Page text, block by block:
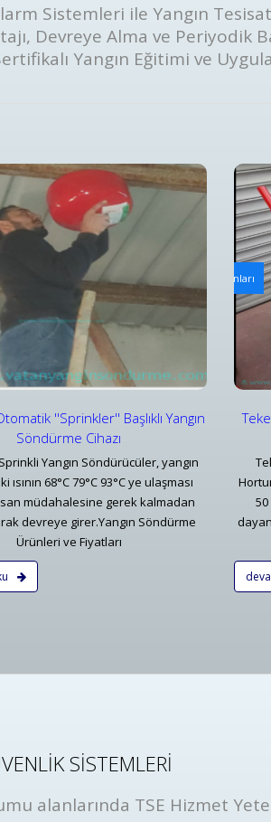
Sistemleri ile Yangın
Devreye Alma ve Periyodik
Yangın Eğitimi ve
''Sprinkler'' Başlıklı Yangın
Söndürme Cihazı
Yangın Söndürücüler, yangın
ısının 68°C 79°C 93°C ye ulaşması
müdahalesine gerek kalmadan
devreye girer.Yangın Söndürme
Ürünleri ve Fiyatları
Yangın Hortum Makaraları
Mobil Yangın Hortumu Makaraları ve Ekipmanları
SİSTEMLERİ
alanlarında TSE Hizmet